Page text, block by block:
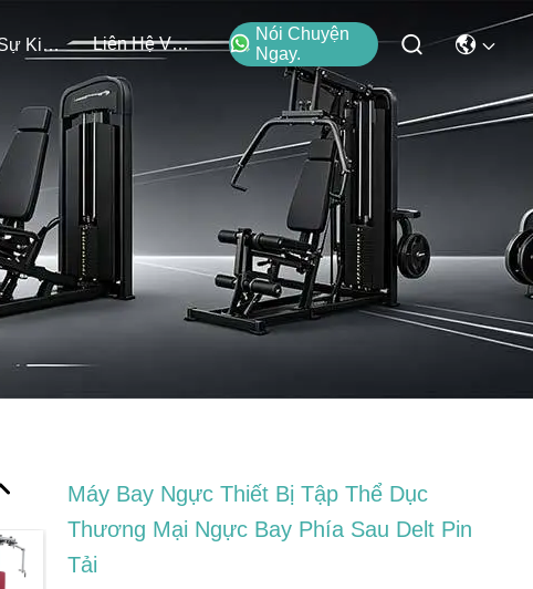
Các Sự Kiện Liên Hệ Với Chúng Tôi
Nói Chuyện
Ngay.
Máy Bay Ngực Thiết Bị Tập Thể Dục
Thương Mại Ngực Bay Phía Sau Delt Pin
Tải